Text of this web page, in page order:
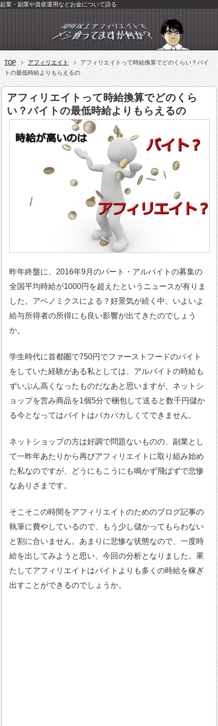
起業・副業や資産運用などお金について語る
TOP アフィリエイト
アフィリエイトって時給換算でどのくらい？バイ
トの最低時給よりもらえるの
アフィリエイトって時給換算でどのくら
い？バイトの最低時給よりもらえるの
昨年終盤に、2016年9月のパート・アルバイトの募集の
全国平均時給が1000円を超えたというニュースが有りま
した。アベノミクスによる？好景気が続く中、いよいよ
給与所得者の所得にも良い影響が出てきたのでしょう
か。
学生時代に首都圏で750円でファーストフードのバイト
をしていた経験がある私としては、アルバイトの時給も
ずいぶん高くなったものだなあと思いますが、ネットシ
ョップを営み商品を1個5分で梱包して送ると数千円儲か
る今となってはバイトはバカバカしくてできません。
ネットショップの方は好調で問題ないものの、副業とし
て一昨年あたりから再びアフィリエイトに取り組み始め
た私なのですが、どうにもこうにも鳴かず飛ばずで悲惨
なありさまです。
そこそこの時間をアフィリエイトのためのブログ記事の
執筆に費やしているので、もう少し儲かってもらわない
と割に合いません。あまりに悲惨な状態なので、一度時
給を出してみようと思い、今回の分析となりました。果
たしてアフィリエイトはバイトよりも多くの時給を稼ぎ
出すことができるのでしょうか。